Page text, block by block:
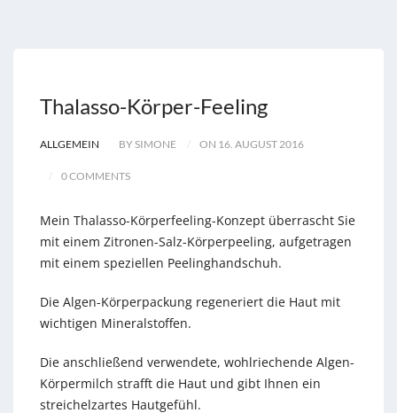
Thalasso-Körper-Feeling
ALLGEMEIN BY SIMONE ON 16. AUGUST 2016
0 COMMENTS
Mein Thalasso-Körperfeeling-Konzept überrascht Sie
mit einem Zitronen-Salz-Körperpeeling, aufgetragen
mit einem speziellen Peelinghandschuh.
Die Algen-Körperpackung regeneriert die Haut mit
wichtigen Mineralstoffen.
Die anschließend verwendete, wohlriechende Algen-
Körpermilch strafft die Haut und gibt Ihnen ein
streichelzartes Hautgefühl.